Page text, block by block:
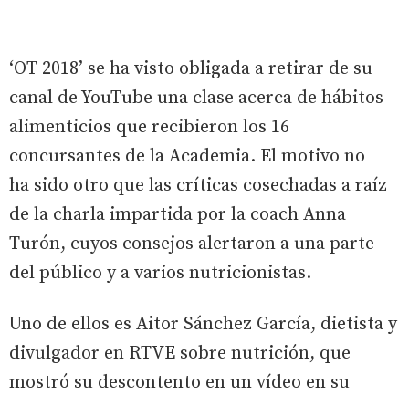
‘OT 2018’ se ha visto obligada a retirar de su
canal de YouTube una clase acerca de hábitos
alimenticios que recibieron los 16
concursantes de la Academia. El motivo no
ha sido otro que las críticas cosechadas a raíz
de la charla impartida por la coach Anna
Turón, cuyos consejos alertaron a una parte
del público y a varios nutricionistas.
Uno de ellos es Aitor Sánchez García, dietista y
divulgador en RTVE sobre nutrición, que
mostró su descontento en un vídeo en su